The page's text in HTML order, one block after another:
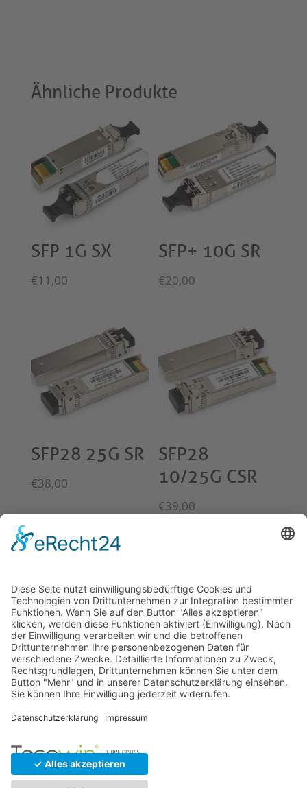
Ähnliche Produkte
SFP 1G SX
€11,00
SFP+ 10G SR
€20,00
SFP28 25G SR
€38,00
SFP28
10/25G CSR
€39,00
© 2026 Tecowin GmbH |Impressum|Datenschutz
|Widerrufsrecht|AGB|Gewährleistung|RMA